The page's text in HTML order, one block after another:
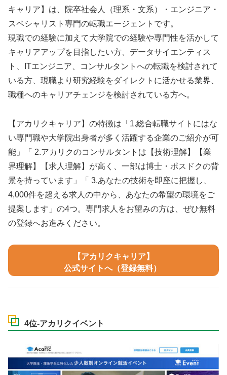
キャリア】は、院卒社会人（理系・文系）・エンジニア・
スペシャリスト専門の転職エージェントです。
現職での経験に加えて大学院での経験や専門性を活かして
キャリアアップを目指したい方、データサイエンティス
ト、ITエンジニア、コンサルタントへの転職を検討されて
いる方、現職より研究経験をダイレクトに活かせる業界、
職種へのキャリアチェンジを検討されている方へ。
【アカリクキャリア】の特徴は「1.総合転職サイトにはな
い専門職や大学院出身者が多く活躍する企業のご紹介が可
能」「 2.アカリクのコンサルタントは【技術理解】【業
界理解】【求人理解】が高く、一部は博士・ポスドクの背
景を持っています」「 3.あなたの技術を即座に把握し、
4,000件を超える求人の中から、あなたの希望の環境をご
提案します」の4つ。専門求人をお望みの方は、ぜひ無料
の登録へお進みください。
【アカリクキャリア】
公式サイトへ（登録無料）
4位-アカリクイベント